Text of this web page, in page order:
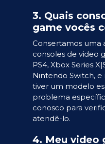
3. Quais
game vocês
Consertamos uma
consoles de video
PS4, Xbox Series
Nintendo Switch, e
tiver um modelo
problema
conosco para
atendê-lo.
4. Meu video